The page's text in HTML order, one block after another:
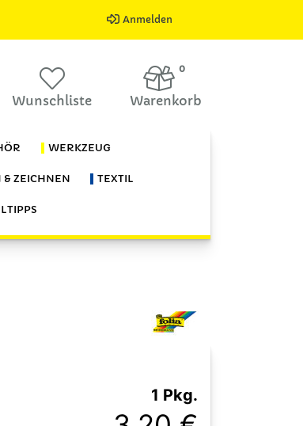
Anmelden
Wunschliste
0
Warenkorb
WERKZEUG
ZEICHNEN TEXTIL
1 Pkg.